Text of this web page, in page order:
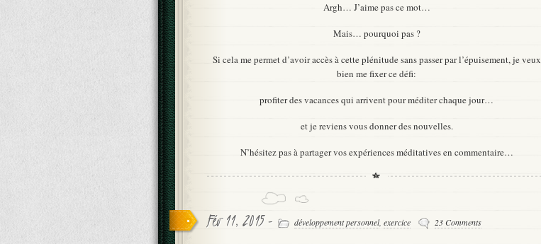
Argh… J’aime pas ce mot…
Mais… pourquoi pas ?
Si cela me permet d’avoir accès à cette plénitude sans passer par l’épuisement, je veux
bien me fixer ce défi:
profiter des vacances qui arrivent pour méditer chaque jour…
et je reviens vous donner des nouvelles.
N’hésitez pas à partager vos expériences méditatives en commentaire…
Fév 11, 2015 - développement personnel, exercice 23 Comments